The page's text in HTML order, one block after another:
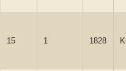
15 1 1828